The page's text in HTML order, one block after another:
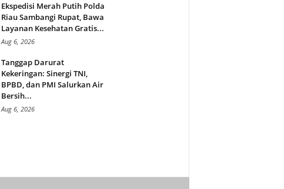
Ekspedisi Merah Putih Polda
Riau Sambangi Rupat, Bawa
Layanan Kesehatan Gratis...
Aug 6, 2026
Tanggap Darurat
Kekeringan: Sinergi TNI,
BPBD, dan PMI Salurkan Air
Bersih...
Aug 6, 2026